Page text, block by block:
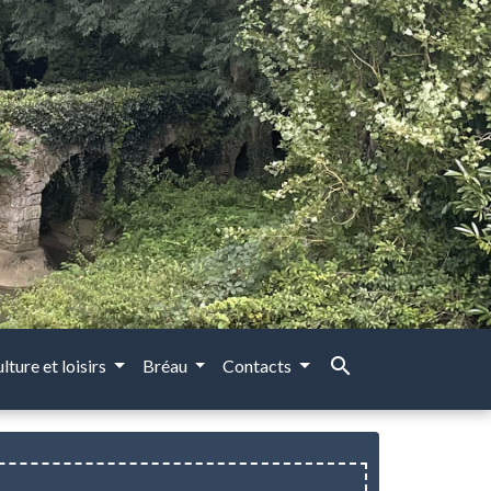
et loisirs Bréau Contacts search